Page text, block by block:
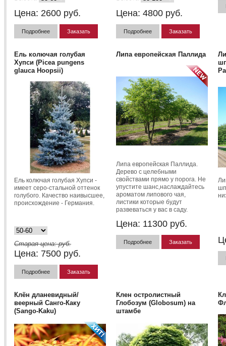
Цена: 2600 руб.
Подробнее Заказать
Цена: 4800 руб.
Подробнее Заказать
Ель колючая голубая
Хупси (Picea pungens
glauca Hoopsii)
Ель колючая голубая Хупси -
имеет серо-стальной оттенок
голубого. Качество наивысшее,
происхождение - Германия.
Старая цена:руб.
Цена: 7500 руб.
Подробнее Заказать
Липа европейская Паллида
Липа европейская Паллида.
Дерево с целебными
свойствами прямо у порога. Не
упустите шанс,наслаждайтесь
ароматом липового чая,
листики которые будут
развеваться у вас в саду.
Цена: 11300 руб.
Подробнее Заказать
Клён дланевидный/
веерный Санго-Каку
(Sango-Kaku)
Клен остролистный
Глобозум (Globosum) на
штамбе